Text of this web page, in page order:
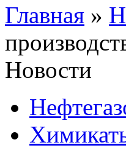
Главная »
Новости